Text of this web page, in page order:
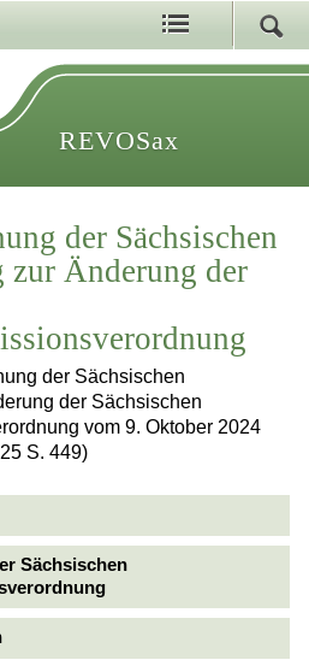
REVOSax
der Sächsischen
zur Änderung der
der Sächsischen
der Sächsischen
vom 9. Oktober 2024
S. 449)
Sächsischen